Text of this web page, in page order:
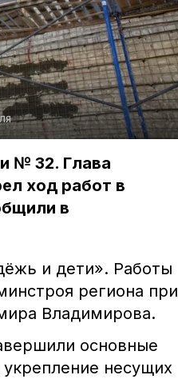
№ 32. Глава
ход работ в
в
и дети». Работы
региона при
Владимирова.
основные
несущих